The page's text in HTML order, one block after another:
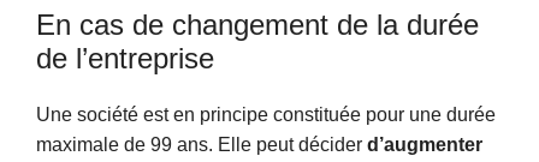
En cas de changement de la durée
de l’entreprise
Une société est en principe constituée pour une durée
maximale de 99 ans. Elle peut décider d’augmenter